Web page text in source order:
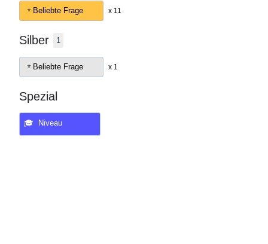
Beliebte Frage x 11
Silber 1
Beliebte Frage x 1
Spezial
🎓 Niveau